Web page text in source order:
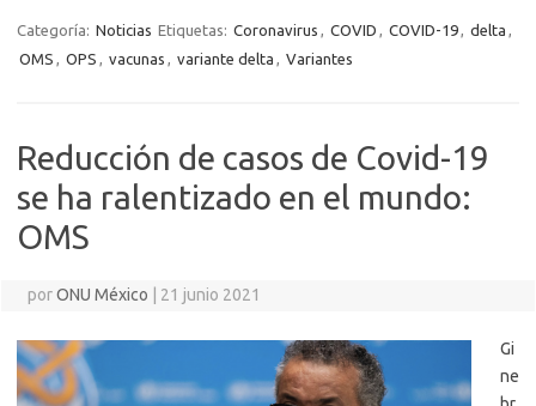
Categoría: Noticias Etiquetas: Coronavirus , COVID , COVID-19, delta ,
OMS , OPS , vacunas , variante delta , Variantes
Reducción de casos de Covid-19
se ha ralentizado en el mundo:
OMS
porONU México 21 junio 2021
Gi
ne